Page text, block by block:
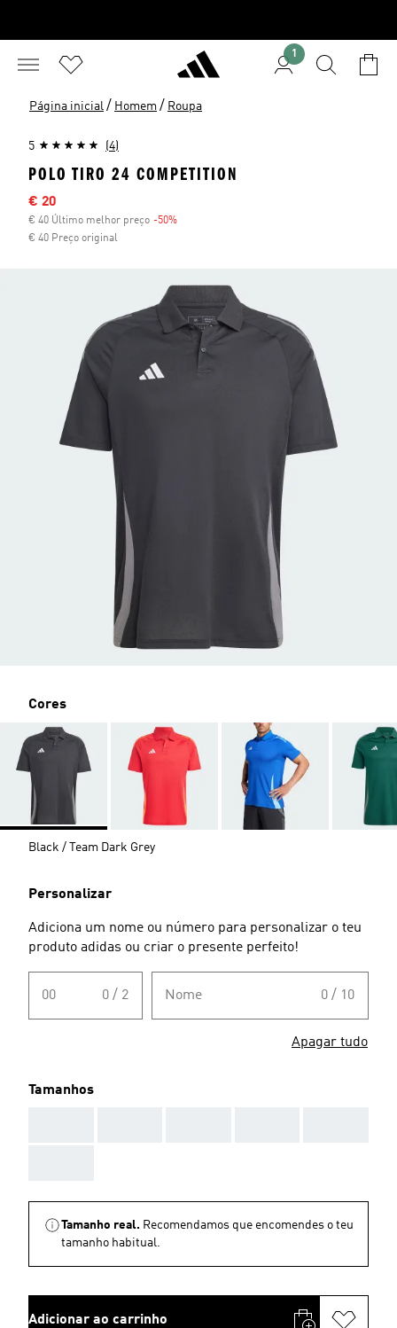
1
Página inicial / Homem / Roupa
5 (4)
POLO TIRO 24 COMPETITION
Preço com desconto
€ 20
€ 40 Último melhor preço -50%
€ 40 Preço original
Cores
Black / Team Dark Grey
Personalizar
Adiciona um nome ou número para personalizar o teu
produto adidas ou criar o presente perfeito!
00 0 / 2 Nome 0 / 10
Apagar tudo
Tamanhos
Tamanho real. Recomendamos que encomendes o teu
tamanho habitual.
Adicionar ao carrinho